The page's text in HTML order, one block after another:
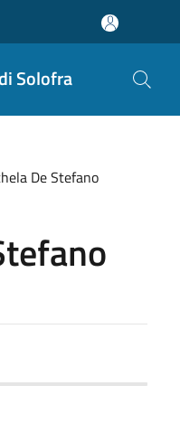
Solofra
De Stefano